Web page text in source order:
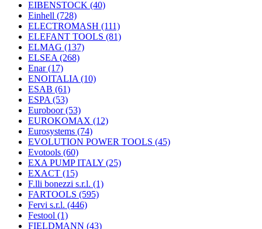
EIBENSTOCK (40)
Einhell (728)
ELECTROMASH (111)
ELEFANT TOOLS (81)
ELMAG (137)
ELSEA (268)
Enar(17)
ENOITALIA (10)
ESAB (61)
ESPA (53)
Euroboor(53)
EUROKOMAX (12)
Eurosystems (74)
EVOLUTION POWER TOOLS (45)
Evotools (60)
EXA PUMP ITALY (25)
EXACT (15)
F.lli bonezzi s.r.l. (1)
FARTOOLS (595)
Fervi s.r.l. (446)
Festool (1)
FIELDMANN (43)